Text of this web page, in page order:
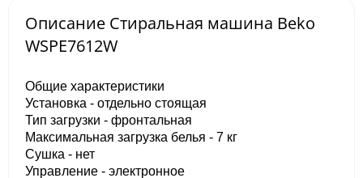
Описание Стиральная машина Beko
WSPE7612W
Общие характеристики
Установка - отдельно стоящая
Тип загрузки - фронтальная
Максимальная загрузка белья - 7 кг
Сушка - нет
Управление - электронное